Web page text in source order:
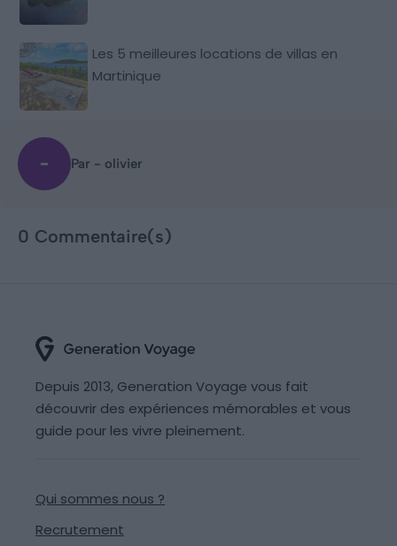
Les 5 meilleures locations de villas en
Martinique
Par - olivier
0 Commentaire(s)
Depuis 2013, Generation Voyage vous fait
découvrir des expériences mémorables et vous
guide pour les vivre pleinement.
Qui sommes nous ?
Recrutement